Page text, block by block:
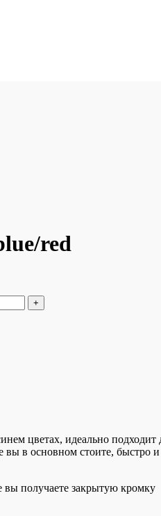
red
цветах, идеально подходит
в основном стоите, быстро и
получаете закрытую кромку